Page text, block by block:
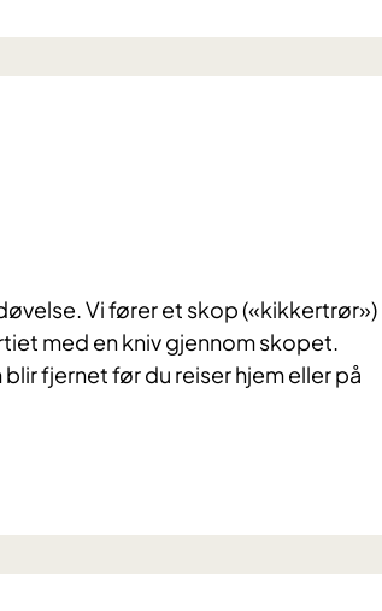
Vi fører et skop («kikkertrør»)
med en kniv gjennom skopet.
fjernet før du reiser hjem eller på